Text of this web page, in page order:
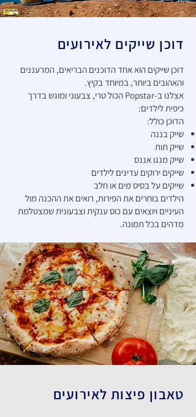
דוכן שייקים לאירועים
דוכן שייקים הוא אחד הדוכנים הבריאים, המרעננים
והאהובים ביותר, במיוחד בקיץ.
אצלנו ב-Popstar הכול טרי, צבעוני ומוגש בדרך
כיפית לילדים:
הדוכן כולל:
שייק בננה
שייק תות
שייק מנגו אננס
שייקים ירוקים עדינים לילדים
שייקים על בסיס מים או חלב
הילדים בוחרים את הפירות, רואים את ההכנה מול
העיניים ויוצאים עם כוס ענקית וצבעונית שמצטלמת
מדהים בכל תמונה.
טאבון פיצות לאירועים